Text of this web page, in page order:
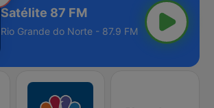
Satélite 87 FM
Rio Grande do Norte - 87.9 FM